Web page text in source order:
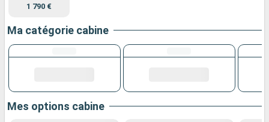
1 790 €
Ma catégorie cabine
Mes options cabine